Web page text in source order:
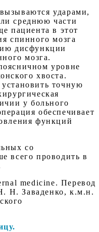
ударами,
среднюю части
пациента в этот
спинного мозга
дисфункции
мозга.
уровне
хвоста.
точную
у больного
обеспечивает
функций
со
всего проводить в
medicine. Перевод
Н. Заваденко, к.м.н.